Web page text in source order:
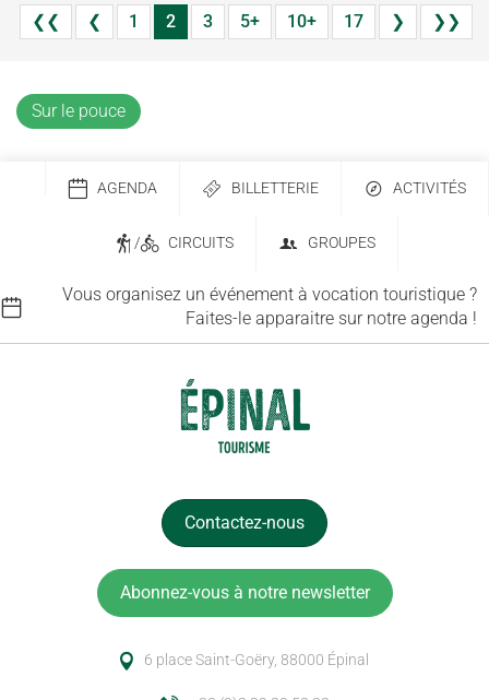
❮❮ ❮ 1 2 3 5+ 10+ 17 ❯ ❯❯
Sur le pouce
AGENDA BILLETTERIE ACTIVITÉS
/ CIRCUITS GROUPES
Vous organisez un événement à vocation touristique ?
Faites-le apparaitre sur notre agenda !
Contactez-nous
Abonnez-vous à notre newsletter
6 place Saint-Goëry, 88000 Épinal